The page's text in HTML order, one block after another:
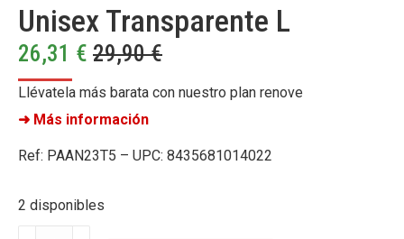
Unisex Transparente L
26,31 € 29,90€
Llévatela más barata con nuestro plan renove
➜ Más información
Ref: PAAN23T5 – UPC: 8435681014022
2 disponibles